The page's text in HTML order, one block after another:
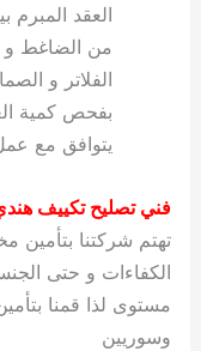
العقد المبرم
من الضاغط و
الفلاتر و
بفحص كمية
يتوافق مع
فني تصليح تكييف
تهتم شركتنا
الكفاءات و حتى
مستوى لذا قمنا
وسوريين